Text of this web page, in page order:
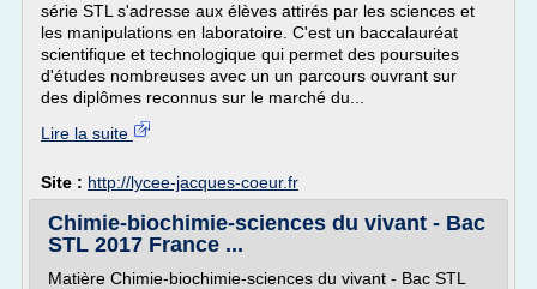
série STL s'adresse aux élèves attirés par les sciences et
les manipulations en laboratoire. C'est un baccalauréat
scientifique et technologique qui permet des poursuites
d'études nombreuses avec un un parcours ouvrant sur
des diplômes reconnus sur le marché du...
Lire la suite
Site : http://lycee-jacques-coeur.fr
Chimie-biochimie-sciences du vivant - Bac
STL 2017 France ...
Matière Chimie-biochimie-sciences du vivant - Bac STL